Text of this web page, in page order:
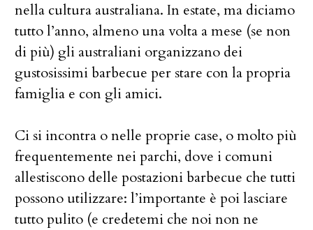
nella cultura australiana. In estate, ma diciamo
tutto l’anno, almeno una volta a mese (se non
di più) gli australiani organizzano dei
gustosissimi barbecue per stare con la propria
famiglia e con gli amici.
Ci si incontra o nelle proprie case, o molto più
frequentemente nei parchi, dove i comuni
allestiscono delle postazioni barbecue che tutti
possono utilizzare: l’importante è poi lasciare
tutto pulito (e credetemi che noi non ne